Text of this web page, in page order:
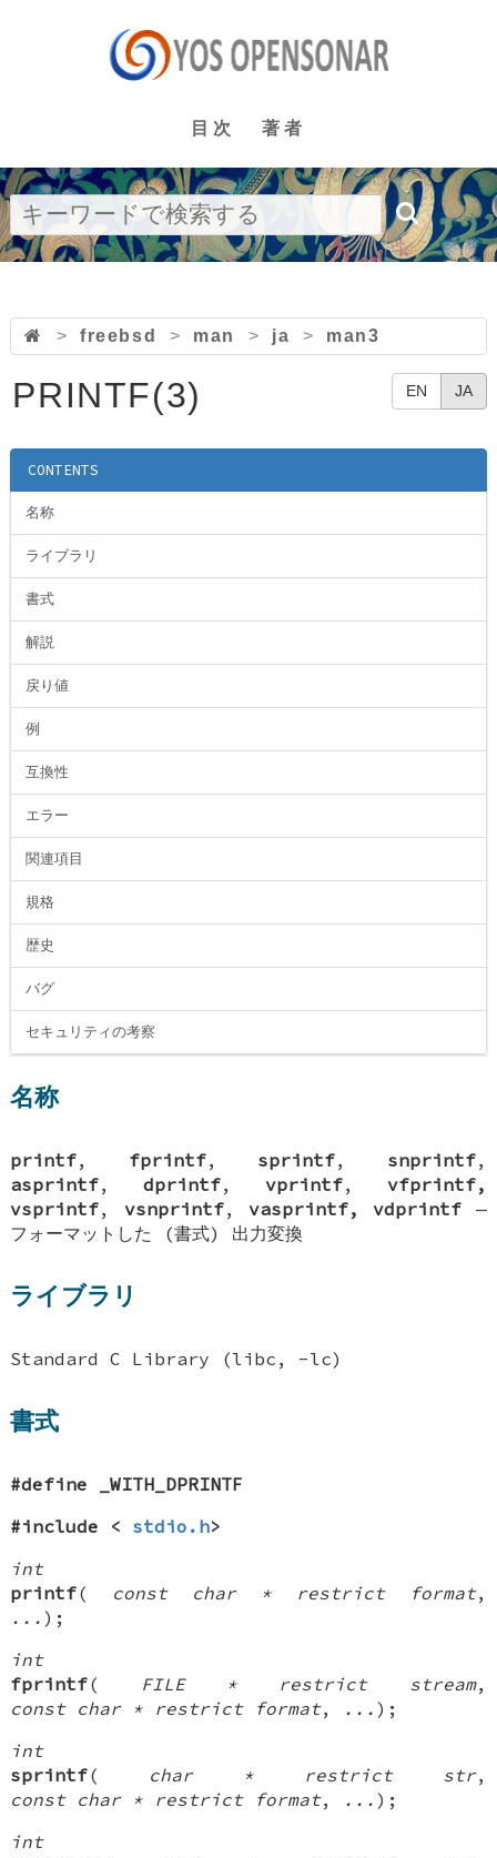
目次 著者
> freebsd > man > ja > man3
EN JA
PRINTF(3)
CONTENTS
名称
ライブラリ
書式
解説
戻り値
例
互換性
エラー
関連項目
規格
歴史
バグ
セキュリティの考察
名称
printf, fprintf, sprintf, snprintf,
asprintf,dprintf, vprintf, vfprintf,
vsprintf, vsnprintf,vasprintf, vdprintf —
フォーマットした (書式) 出力変換
ライブラリ
Standard C Library (libc, -lc)
書式
#define _WITH_DPRINTF
#include < stdio.h>
int
printf( const char * restrict format,
... );
int
fprintf( FILE * restrict stream,
const char * restrict format, ... );
int
sprintf( char * restrict str,
const char * restrict format, ... );
int